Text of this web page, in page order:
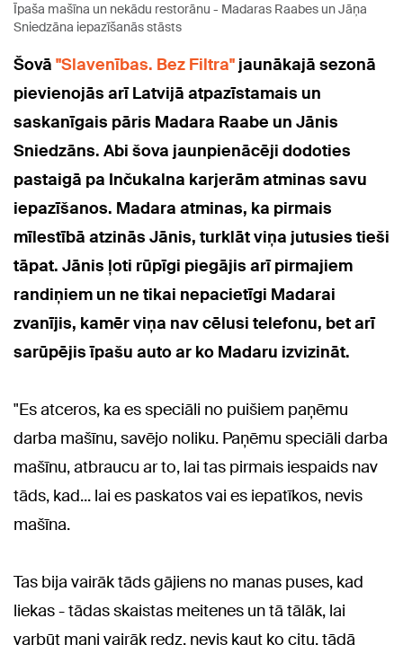
Īpaša mašīna un nekādu restorānu - Madaras Raabes un Jāņa
Sniedzāna iepazīšanās stāsts
Šovā "Slavenības. Bez Filtra" jaunākajā sezonā
pievienojās arī Latvijā atpazīstamais un
saskanīgais pāris Madara Raabe un Jānis
Sniedzāns. Abi šova jaunpienācēji dodoties
pastaigā pa Inčukalna karjerām atminas savu
iepazīšanos. Madara atminas, ka pirmais
mīlestībā atzinās Jānis, turklāt viņa jutusies tieši
tāpat. Jānis ļoti rūpīgi piegājis arī pirmajiem
randiņiem un ne tikai nepacietīgi Madarai
zvanījis, kamēr viņa nav cēlusi telefonu, bet arī
sarūpējis īpašu auto ar ko Madaru izvizināt.
"Es atceros, ka es speciāli no puišiem paņēmu
darba mašīnu, savējo noliku. Paņēmu speciāli darba
mašīnu, atbraucu ar to, lai tas pirmais iespaids nav
tāds, kad... lai es paskatos vai es iepatīkos, nevis
mašīna.
Tas bija vairāk tāds gājiens no manas puses, kad
liekas - tādas skaistas meitenes un tā tālāk, lai
varbūt mani vairāk redz, nevis kaut ko citu, tādā